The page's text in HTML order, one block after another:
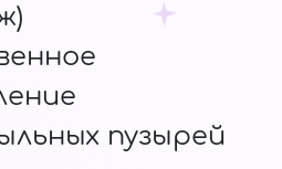
пузырей